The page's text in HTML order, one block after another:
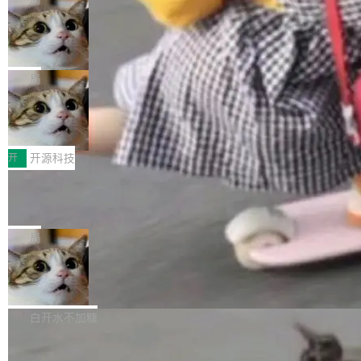
现实 过去两年，CIO们的焦虑清单上多了两项：
一是如何让大模型和智能体应用安全地从PoC走
向生产，二是如何让测试团队跟得上AI应用...
设置，如果用布尔值 + 可空字段来表示——bool
ean 表示是否可切换，nullable 的默认模式、浅
色方案、深色方案——会产生大量无意义的组
合。方案缺了、配置冲突了、全 null 了。要知道
哪些组合有效，作者说，你得靠"文档、校验、或
者部落知识"。 换个写法。Rust 的 enum，两个
变体：Switchable...
个"AI 知识库 + 聊天机器人"——每个大厂都在
做，没什么新鲜的。 但 Kenton Varda 在 Twitte
r 上把事情说清楚了： 今天我们发布了 Cloudfla
re OS，一个带连接器的聊天机器人，跟其他所
有科技公司做的一样。只不过，实际上它不一
样。这是 Sandstorm.io 的重制版，我十年前的
那个创业公司。不同的是，这次它构建在 Cloudf
lare Workers 上——我花了九年时间搭建的平台
——并且深度集成了 AI。这基本上是我十年秘密
Deno 团队开源 Celld，可自托管的分
布式 Durable Objects
Ryan Dahl 领导的 Deno 团队推出了最新开源项
目 Celld，一个能在自己机器上运行 Cloudflare
Workers 和 Durable Objects 的守护进程。 设
计思路很直接：每个对象是一个独立的 SQLite
数据库，按名称寻址，复制到你自己的 S3 兼容
存储库里。节点之间只通过这个存储库协调——
没有控制平面，没有共识协议。每个对象自带一
个小型数据库，应用天然按分片构建，单个数据
库的竞争和爆炸半径问题在设计层面就被消除
了。 闲置的 cell 会休眠到几乎不占资源。当 cel
l 迁移或唤醒时，新宿主从 S3 恢复 SQLite 数据
库继续执行。存储库是持久化的唯一真相...
局
鲁大师7月新机性能/流畅/AI榜：vivo夺
性能、流畅双第一，三星Galaxy Z系列
新折叠缺席
2026年7月的手机市场，由于存储等硬件成本暴
增，手机厂商的日子也不好过啊，新机速度明显
放缓，因此硝烟味淡了许多。新机参数规格除开
高价的三星折叠（三星Galaxy Z Fold8 Ultra / Z
Fold8 / Z Flip8）外，其余要么是中低端机器，
例如iQOO Z11i、REDMI Note 17、REDMI No
te 17 Pro、OPPO K15，要么是vivo X300 E这
样的次旗舰。 Galaxy Z Fold8 Ultra / Z Fold8 /
Z Flip8三款折叠屏新机均在7月22日发布，且全
部搭载骁龙8 Elite Gen5 for Galaxy，它们本该
开 开源科技
Zed 编辑器团队发布了新项目——DeltaDB，一
个在 git commit 之间记录每一次编辑操作的版
本控制系统。目前处于 Early Access 阶段。 De
ltaDB 的核心思路直接写在 landing page 最显
眼的位置：「Software is made between com
mits」——软件是在 commit 之间写出来的。git
局
SpaceXAI 单季资本开支达 183 亿美元
根据风险投资人Tomer Tunguz 博客（VC 分
析）披露的最新分析与第二季度业绩报告，Spac
白开水不加糖